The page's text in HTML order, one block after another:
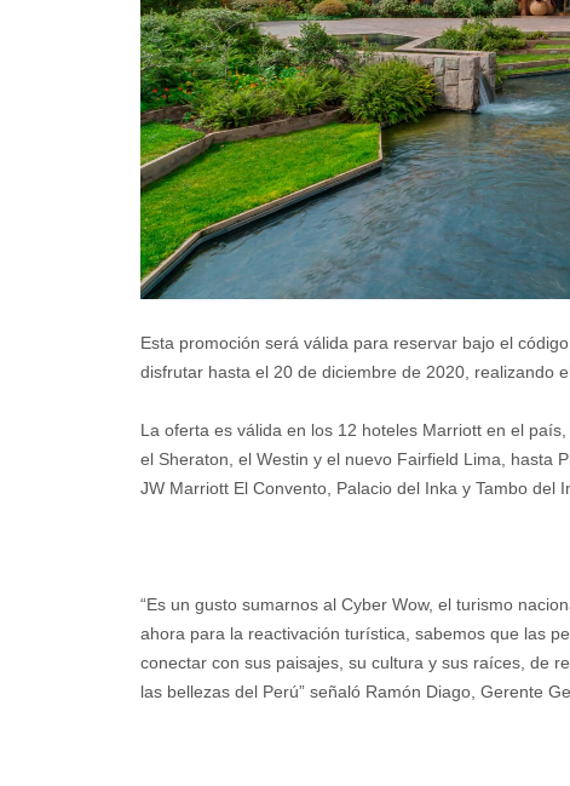
Esta promoción será válida para reservar bajo el
disfrutar hasta el 20 de diciembre de 2020, realizando
La oferta es válida en los 12 hoteles Marriott en el
el Sheraton, el Westin y el nuevo Fairfield Lima, hasta
JW Marriott El Convento, Palacio del Inka y Tambo del
“Es un gusto sumarnos al Cyber Wow, el turismo
ahora para la reactivación turística, sabemos que las
conectar con sus paisajes, su cultura y sus raíces, de
las bellezas del Perú” señaló Ramón Diago, Gerente